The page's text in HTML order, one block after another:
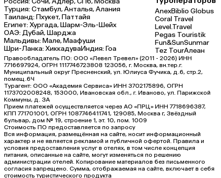
Турция:Стамбул,Анталья,Алания
Таиланд:Пхукет,Паттайя
Египет:Хургада,Шарм-Эль-Шейх
ОАЭ:Дубай,Шарджа
Мальдивы:Мале,Маафуши
Шри-Ланка:ХиккадуваИндия:Гоа
AnexBiblio Globus
Coral Travel
Level.Travel
Pegas Touristik
Fun&SunSunmar
Tez TourАлеан
Правообладатель ПО: ООО «Левел Тревел» (2011 - 2026) ИНН
7716697924, ОГРН 1117746723808 123056, г. Москва, вн.тер.г.
Муниципальный округ Пресненский, ул. Юлиуса Фучика, д.6, стр.2,
помещ.6Ч
Турагент: ООО «Академия Сервиса» ИНН 3702175896, ОГРН
1173702008248, 153000, Ивановская обл., г. Иваново, ул. Парижской
Коммуны, д. ЗА
Прием платежей осуществляется через АО «ПРЦ» ИНН 7718696387,
КПП 771701001, ОГРН 1087746411741, 129085, Москва г, Звёздный
бульвар, дом № 19, строение 1, эт. 10, пом. 1009
Стоимость ПО предоставляется по запросу
Вся информация, размещённая на сайте, носит информационный
характер и не является рекламой и публичной офертой. Правила и
условия предоставления услуг в отелях, в том числе концепция
питания, описанные на сайте, могут изменяться по решению
администрации отелей. Копирование материалов без письменного
согласия запрещено. Сумма, отображаемая на сайте, включает в себя
стоимость туристического продукта